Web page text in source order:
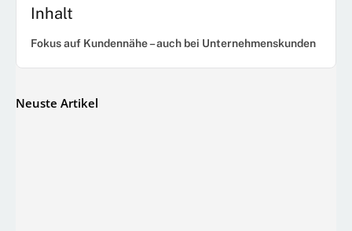
Inhalt
Fokus auf Kundennähe – auch bei Unternehmenskunden
Neuste Artikel